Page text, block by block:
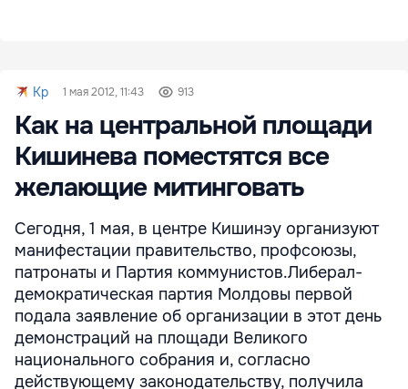
Kp 1 мая 2012, 11:43 913
Как на центральной площади
Кишинева поместятся все
желающие митинговать
Сегодня, 1 мая, в центре Кишинэу организуют
манифестации правительство, профсоюзы,
патронаты и Партия коммунистов.Либерал-
демократическая партия Молдовы первой
подала заявление об организации в этот день
демонстраций на площади Великого
национального собрания и, согласно
действующему законодательству, получила